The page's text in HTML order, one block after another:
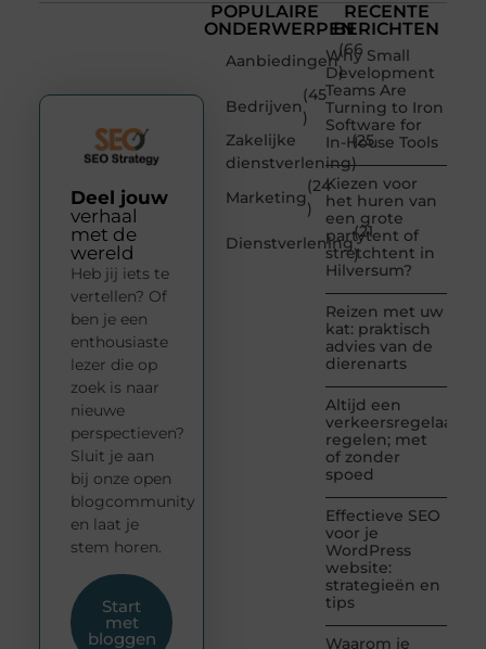
POPULAIRE
ONDERWERPEN
Aanbiedingen
(66
)
Bedrijven
(45
)
Zakelijke
dienstverlening
(25
)
Marketing
(24
)
Dienstverlening
(21
)
RECENTE
BERICHTEN
Why Small
Development
Teams Are
Turning to Iron
Software for
In-House Tools
Kiezen voor
het huren van
een grote
partytent of
stretchtent in
Hilversum?
Reizen met uw
kat: praktisch
advies van de
dierenarts
Altijd een
verkeersregelaar
regelen; met
of zonder
spoed
Effectieve SEO
voor je
WordPress
website:
strategieën en
tips
Waarom je
Deel jouw
verhaal
met de
wereld
Heb jij iets te
vertellen? Of
ben je een
enthousiaste
lezer die op
zoek is naar
nieuwe
perspectieven?
Sluit je aan
bij onze open
blogcommunity
en laat je
stem horen.
Start
met
bloggen